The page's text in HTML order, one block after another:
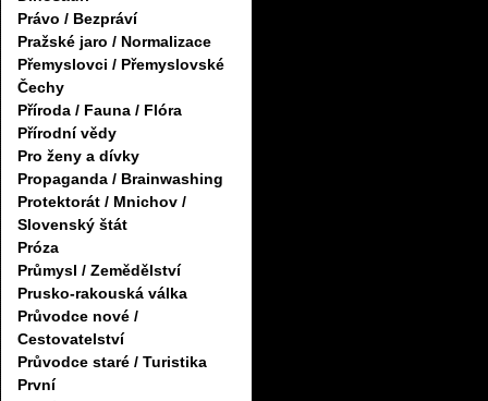
Právo / Bezpráví
Pražské jaro / Normalizace
Přemyslovci / Přemyslovské
Čechy
Příroda / Fauna / Flóra
Přírodní vědy
Pro ženy a dívky
Propaganda / Brainwashing
Protektorát / Mnichov /
Slovenský štát
Próza
Průmysl / Zemědělství
Prusko-rakouská válka
Průvodce nové /
Cestovatelství
Průvodce staré / Turistika
První